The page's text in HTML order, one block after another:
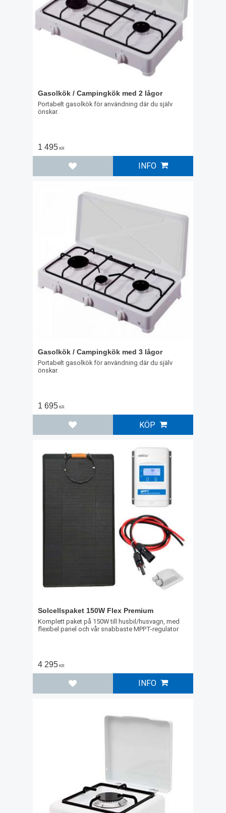
Gasolkök / Campingkök med 2 lågor
Portabelt gasolkök för användning där du själv
önskar.
1 495KR
Lägg till i favoriter
INFO
Gasolkök / Campingkök med 3 lågor
Portabelt gasolkök för användning där du själv
önskar.
1 695KR
Lägg till i favoriter
KÖP
Solcellspaket 150W Flex Premium
Komplett paket på 150W till husbil/husvagn, med
flexibel panel och vår snabbaste MPPT-regulator
4 295KR
Lägg till i favoriter
INFO